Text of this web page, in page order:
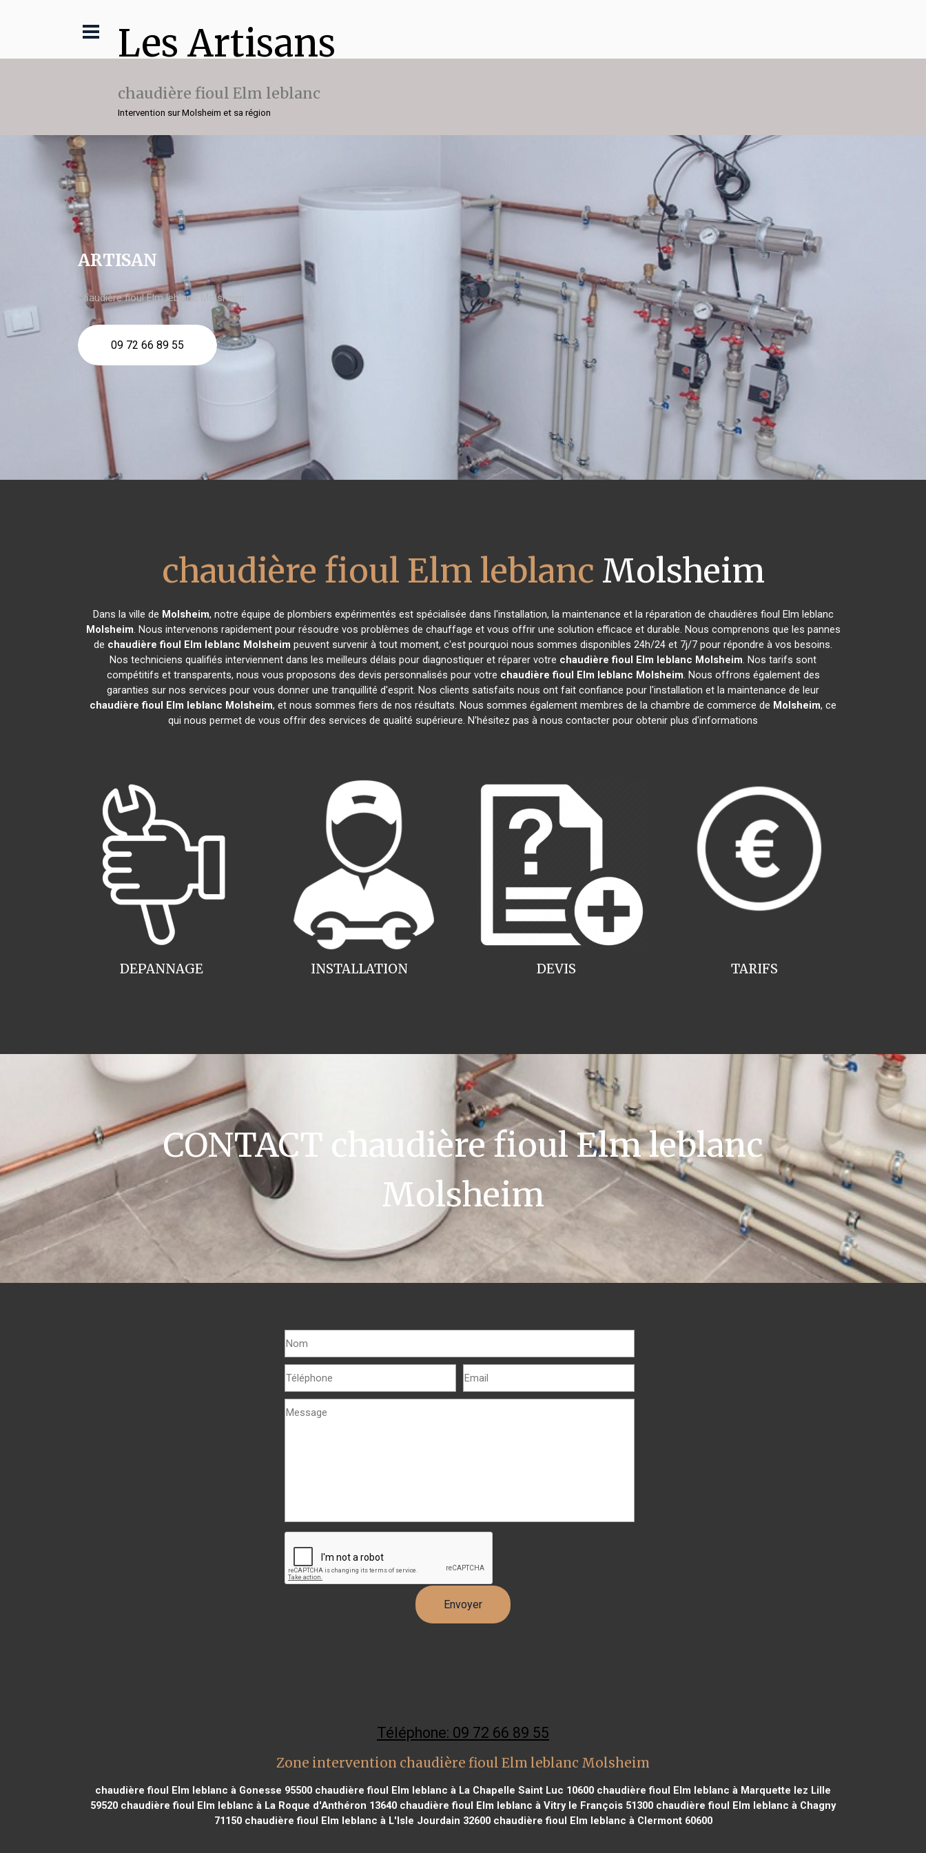
Les Artisans
chaudière fioul Elm leblanc
Intervention sur Molsheim et sa région
ARTISAN
chaudière fioul Elm leblanc Molsheim
09 72 66 89 55
chaudière fioul Elm leblanc Molsheim
Dans la ville de Molsheim, notre équipe de plombiers expérimentés est spécialisée dans l'installation, la maintenance et la réparation de chaudières fioul Elm leblanc
Molsheim. Nous intervenons rapidement pour résoudre vos problèmes de chauffage et vous offrir une solution efficace et durable. Nous comprenons que les pannes
de chaudière fioul Elm leblanc Molsheim peuvent survenir à tout moment, c'est pourquoi nous sommes disponibles 24h/24 et 7j/7 pour répondre à vos besoins.
Nos techniciens qualifiés interviennent dans les meilleurs délais pour diagnostiquer et réparer votre chaudière fioul Elm leblanc Molsheim. Nos tarifs sont
compétitifs et transparents, nous vous proposons des devis personnalisés pour votre chaudière fioul Elm leblanc Molsheim. Nous offrons également des
garanties sur nos services pour vous donner une tranquillité d'esprit. Nos clients satisfaits nous ont fait confiance pour l'installation et la maintenance de leur
chaudière fioul Elm leblanc Molsheim, et nous sommes fiers de nos résultats. Nous sommes également membres de la chambre de commerce de Molsheim, ce
qui nous permet de vous offrir des services de qualité supérieure. N'hésitez pas à nous contacter pour obtenir plus d'informations
INSTALLATION
DEPANNAGE TARIFS
DEVIS
CONTACT chaudière fioul Elm leblanc
Molsheim
Téléphone: 09 72 66 89 55
Zone intervention chaudière fioul Elm leblanc Molsheim
chaudière fioul Elm leblanc à Gonesse 95500 chaudière fioul Elm leblanc à La Chapelle Saint Luc 10600 chaudière fioul Elm leblanc à Marquette lez Lille
59520 chaudière fioul Elm leblanc à La Roque d'Anthéron 13640 chaudière fioul Elm leblanc à Vitry le François 51300 chaudière fioul Elm leblanc à Chagny
71150chaudière fioul Elm leblanc à L'Isle Jourdain 32600chaudière fioul Elm leblanc à Clermont 60600